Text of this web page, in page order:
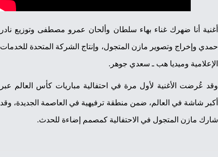
أغنية أنا ضهرك غناء بهاء سلطان وألحان عمرو مصطفى وتوزيع نادر
حمدي وإخراج وتصوير مازن المتجول، وإنتاج الشركة المتحدة للخدمات
الإعلامية وميديا هب ـ سعدي جوهر.
وقد عُرضت الأغنية لأول مرة في احتفالية مباريات كأس العالم عبر
أكبر شاشة في العالم، ضمن منطقة ترفيهية في العاصمة الجديدة، وقد
شارك مازن المتجول في الاحتفالية كمصمم إضاءة للحدث.